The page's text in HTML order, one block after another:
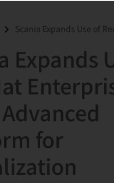
Scania Expands Use of Red Hat Enterprise
Expands
for